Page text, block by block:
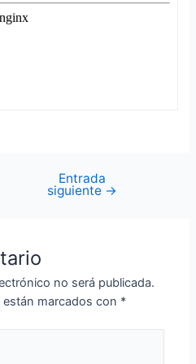
Entrada
siguiente →
no será publicada.
marcados con *